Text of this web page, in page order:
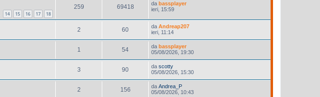
14 15 16 17 18
259 69418 da bassplayer
ieri, 15:59
2 60 da Andreap207
ieri, 11:14
1 54 da bassplayer
05/08/2026, 19:30
3 90 da scotty
05/08/2026, 15:30
2 156 da Andrea_P
05/08/2026, 10:43